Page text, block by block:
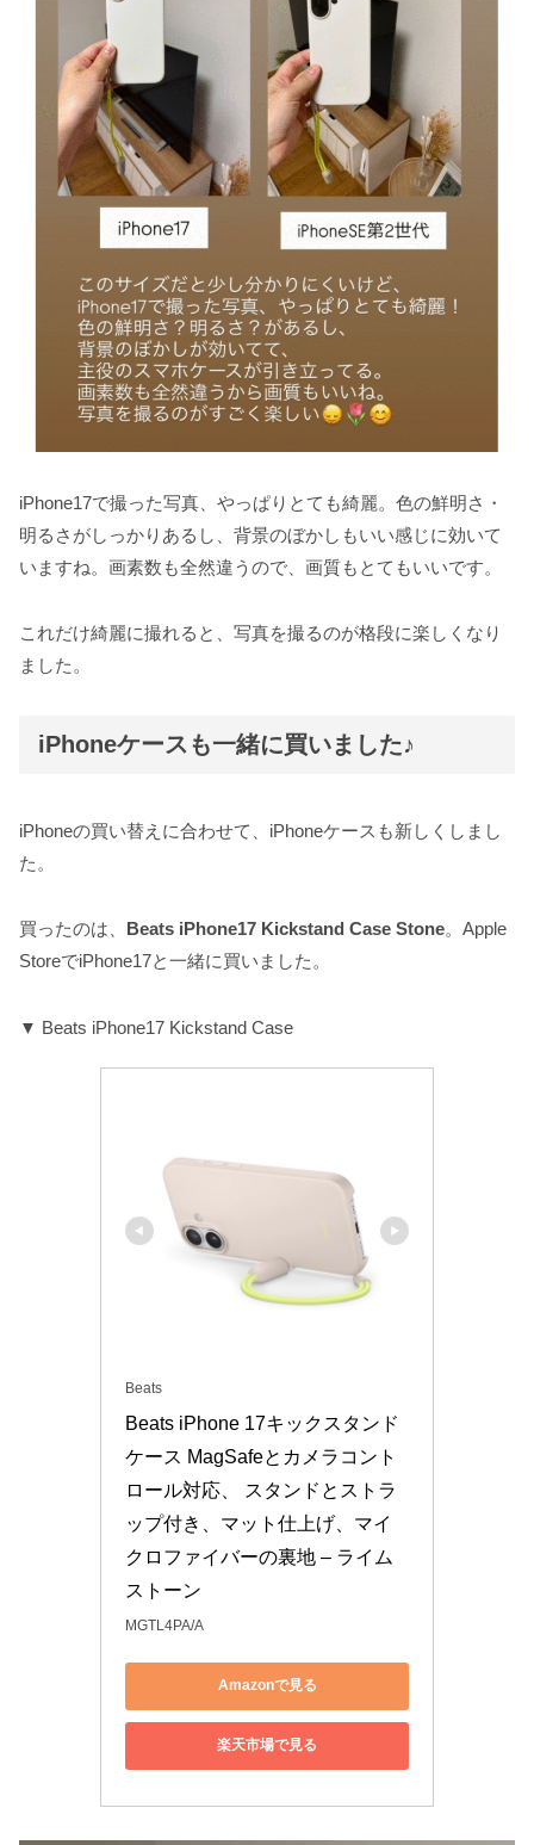
iPhone17で撮った写真、やっぱりとても綺麗。色の鮮明さ・
明るさがしっかりあるし、背景のぼかしもいい感じに効いて
いますね。画素数も全然違うので、画質もとてもいいです。
これだけ綺麗に撮れると、写真を撮るのが格段に楽しくなり
ました。
iPhoneケースも一緒に買いました♪
iPhoneの買い替えに合わせて、iPhoneケースも新しくしまし
た。
買ったのは、 Beats iPhone17 Kickstand Case Stone。Apple
StoreでiPhone17と一緒に買いました。
▼ Beats iPhone17 Kickstand Case
Beats
Beats iPhone 17キックスタンド
ケース MagSafeとカメラコント
ロール対応、 スタンドとストラ
ップ付き、マット仕上げ、マイ
クロファイバーの裏地 – ライム
ストーン
MGTL4PA/A
Amazonで見る
楽天市場で見る